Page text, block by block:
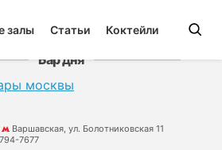
залы Статьи Коктейли
Бар дня
Варшавская, ул. Болотниковская 11
7677